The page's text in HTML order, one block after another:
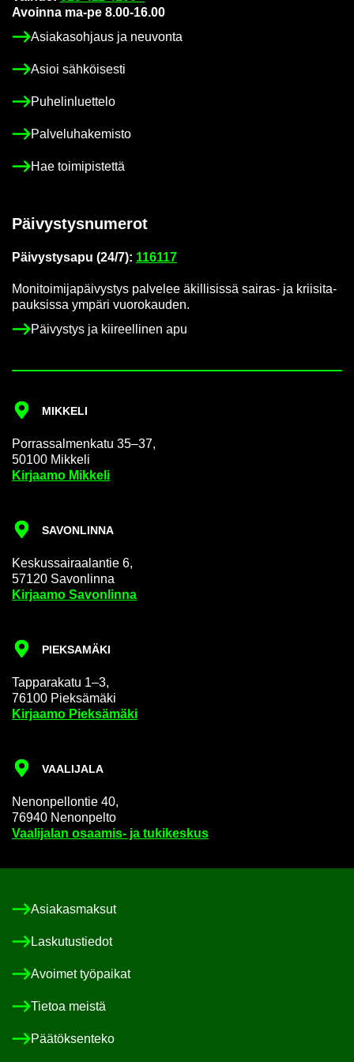
Avoin­na ma-pe 8.00-16.00
Asia­kas­oh­jaus ja neu­von­ta
Asioi säh­köi­ses­ti
Pu­he­lin­luet­te­lo
Pal­ve­lu­ha­ke­mis­to
Hae toi­mi­pis­tet­tä
Päi­vys­tys­nu­me­rot
Päi­vys­tys­a­pu (24/7): 116117
Mo­ni­toi­mi­ja­päi­vys­tys pal­ve­lee äkil­li­sis­sä sairas-​ ja krii­si­ta­
pauk­sis­sa ym­pä­ri vuo­ro­kau­den.
Päi­vys­tys ja kii­reel­li­nen apu
MIK­KE­LI
Por­ras­sal­men­ka­tu 35–37,
50100 Mik­ke­li
Kir­jaa­mo Mik­ke­li
SA­VON­LIN­NA
Kes­kus­sai­raa­lan­tie 6,
57120 Sa­von­lin­na
Kir­jaa­mo Sa­von­lin­na
PIEK­SA­MÄ­KI
Tap­pa­ra­ka­tu 1–3,
76100 Piek­sä­mä­ki
Kir­jaa­mo Piek­sä­mä­ki
VAA­LI­JA­LA
Ne­non­pel­lon­tie 40,
76940 Ne­non­pel­to
Vaa­li­ja­lan osaamis-​ ja tu­ki­kes­kus
Asia­kas­mak­sut
Las­ku­tus­tie­dot
Avoi­met työ­pai­kat
Tie­toa meis­tä
Pää­tök­sen­te­ko